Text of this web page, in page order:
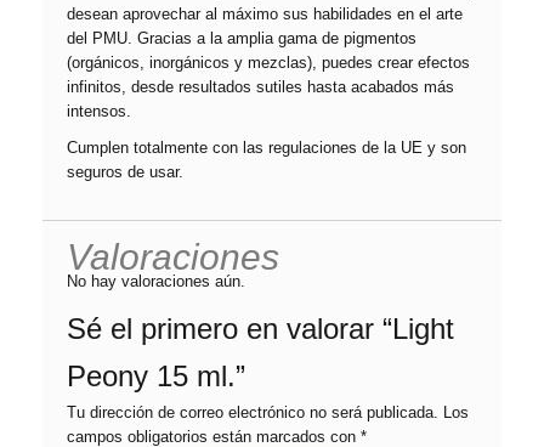
desean aprovechar al máximo sus habilidades en el arte
del PMU. Gracias a la amplia gama de pigmentos
(orgánicos, inorgánicos y mezclas), puedes crear efectos
infinitos, desde resultados sutiles hasta acabados más
intensos.
Cumplen totalmente con las regulaciones de la UE y son
seguros de usar.
Valoraciones
No hay valoraciones aún.
Sé el primero en valorar “Light
Peony 15 ml.”
Tu dirección de correo electrónico no será publicada.
Los
campos obligatorios están marcados con *